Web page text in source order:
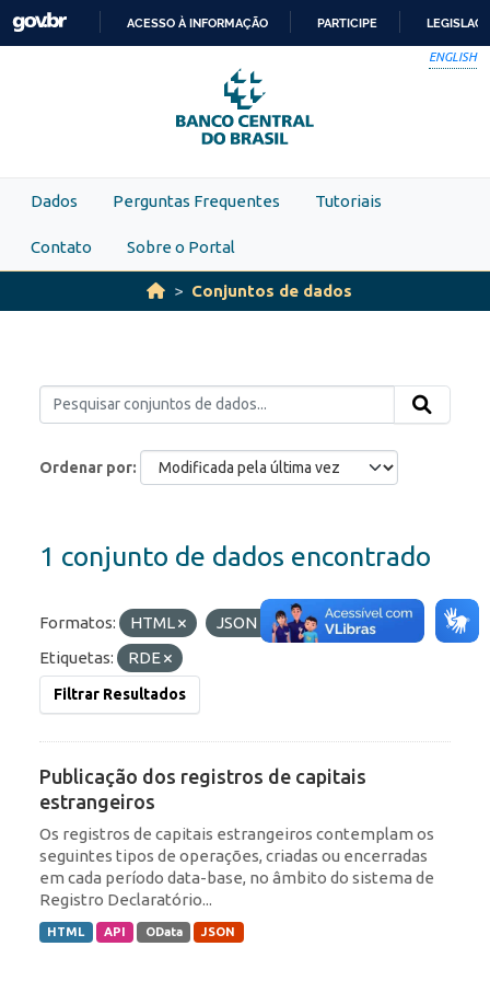
Skip to main content
PARA
O
CONTEÚDO
ACESSO À INFORMAÇÃO PARTICIPE
ENGLISH
Dados Perguntas Frequentes Tutoriais
Contato Sobre o Portal
Conjuntos de dados
Ordenar por
1 conjunto de dados encontrado
Formatos: HTML JSON
OData
Etiquetas:
RDE
Filtrar Resultados
Publicação dos registros de capitais
estrangeiros
Os registros de capitais estrangeiros contemplam os
seguintes tipos de operações, criadas ou encerradas
em cada período data-base, no âmbito do sistema de
Registro Declaratório...
HTML API OData JSON